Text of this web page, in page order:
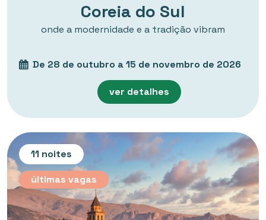
Coreia do Sul
onde a modernidade e a tradição vibram
De 28 de outubro a 15 de novembro de 2026
ver detalhes
11 noites
últimas vagas